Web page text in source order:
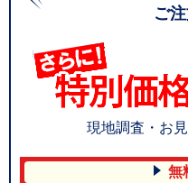
ご
現地調査・お
無